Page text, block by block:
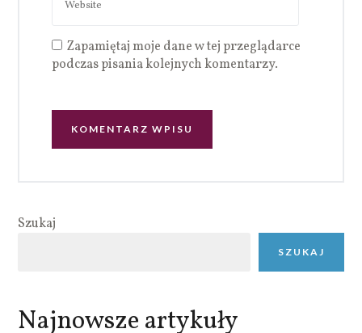
Zapamiętaj moje dane w tej przeglądarce
podczas pisania kolejnych komentarzy.
Szukaj
SZUKAJ
Najnowsze artykuły